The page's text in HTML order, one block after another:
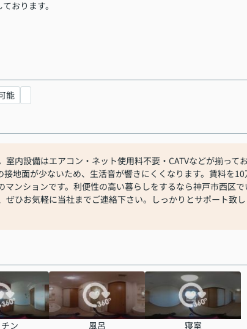
おります。
能
内設備はエアコン・ネット使用料不要・CATVなどが揃って
地面が少ないため、生活音が響きにくくなります。賃料を10
ンションです。利便性の高い暮らしをするなら神戸市西区で
ひお気軽に当社までご連絡下さい。しっかりとサポート致
ン 風呂 寝室